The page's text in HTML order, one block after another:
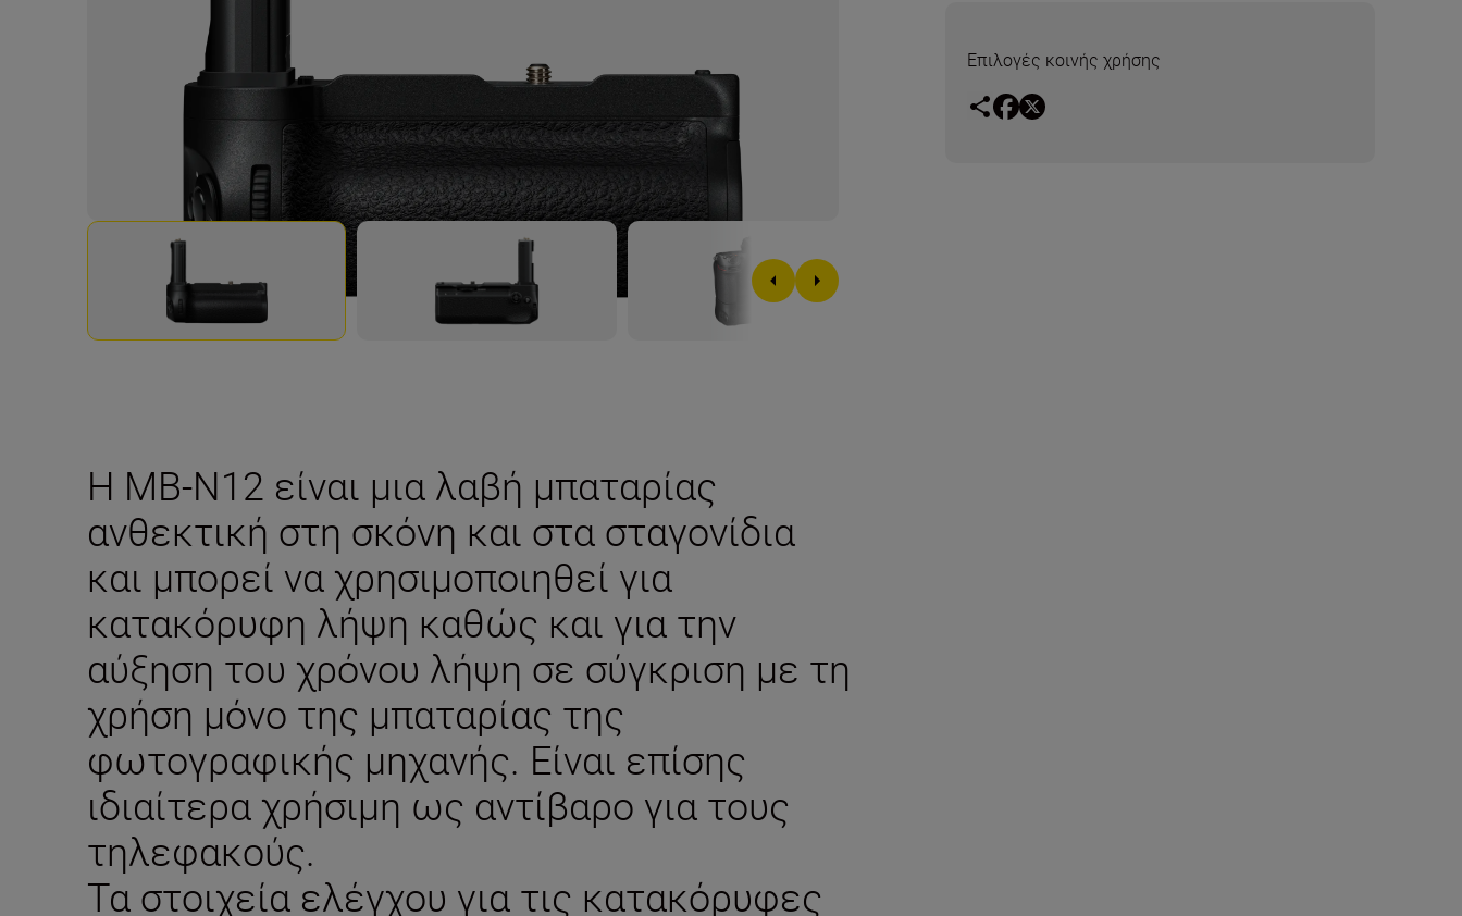
Επιλογές κοινής χρήσης
Η MB-N12 είναι μια λαβή μπαταρίας
ανθεκτική στη σκόνη και στα σταγονίδια
και μπορεί να χρησιμοποιηθεί για
κατακόρυφη λήψη καθώς και για την
αύξηση του χρόνου λήψη σε σύγκριση με τη
χρήση μόνο της μπαταρίας της
φωτογραφικής μηχανής. Είναι επίσης
ιδιαίτερα χρήσιμη ως αντίβαρο για τους
τηλεφακούς.
Τα στοιχεία ελέγχου για τις κατακόρυφες